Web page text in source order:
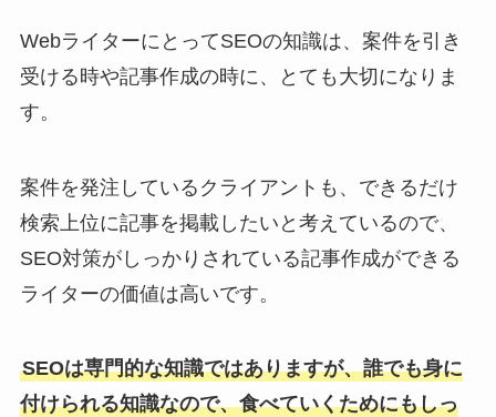
WebライターにとってSEOの知識は、案件を引き
受ける時や記事作成の時に、とても大切になりま
す。
案件を発注しているクライアントも、できるだけ
検索上位に記事を掲載したいと考えているので、
SEO対策がしっかりされている記事作成ができる
ライターの価値は高いです。
SEOは専門的な知識ではありますが、誰でも身に
付けられる知識なので、食べていくためにもしっ